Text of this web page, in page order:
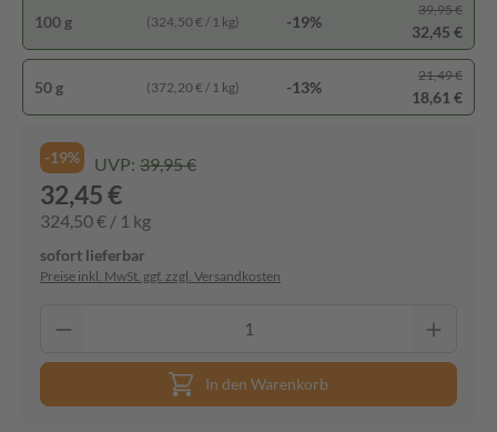
100 g (324,50 € / 1 kg) -19%
39,95 €
32,45 €
50 g (372,20 € / 1 kg) -13%
21,49 €
18,61 €
-19% UVP: 39,95 €
32,45 €
324,50 € / 1 kg
sofort lieferbar
Preise inkl. MwSt. ggf. zzgl. Versandkosten
In den Warenkorb